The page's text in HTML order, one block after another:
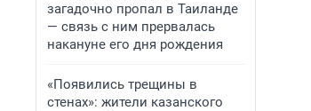
загадочно пропал в Таиланде
— связь с ним прервалась
накануне его дня рождения
«Появились трещины в
стенах»: жители казанского